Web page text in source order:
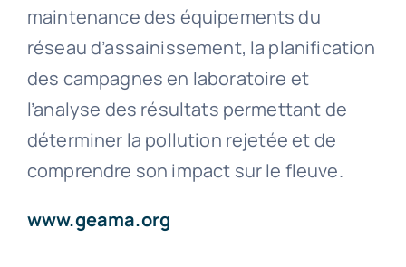
maintenance des équipements du
réseau d’assainissement, la planification
des campagnes en laboratoire et
l’analyse des résultats permettant de
déterminer la pollution rejetée et de
comprendre son impact sur le fleuve.
www.geama.org